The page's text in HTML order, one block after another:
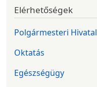
Elérhetőségek
Polgármesteri Hivatal
Oktatás
Egészségügy